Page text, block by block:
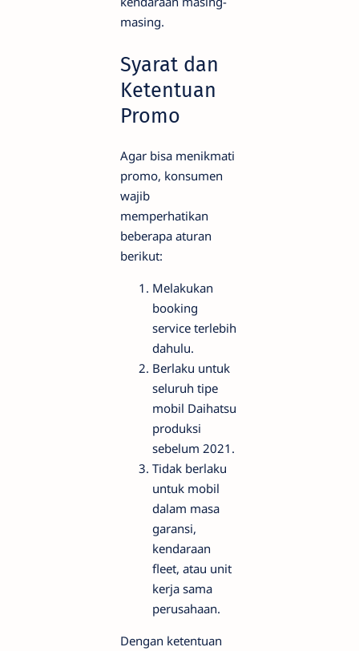
masing.
Syarat dan
Ketentuan
Promo
Agar bisa menikmati
promo, konsumen
wajib
memperhatikan
beberapa aturan
berikut:
Melakukan
booking
service terlebih
dahulu.
Berlaku untuk
seluruh tipe
mobil Daihatsu
produksi
sebelum 2021.
Tidak berlaku
untuk mobil
dalam masa
garansi,
kendaraan
fleet, atau unit
kerja sama
perusahaan.
Dengan ketentuan